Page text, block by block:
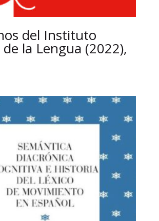
del Instituto
la Lengua (2022),